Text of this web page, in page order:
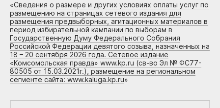
«Сведения о размере и других условиях оплаты услуг по
размещению на страницах сетевого издания для
размещения предвыборных, агитационных материалов в
период избирательной кампании по выборам в
Государственную Думу Федерального Собрания
Российской Федерации девятого созыва, назначенных на
18 – 20 сентября 2026 года. Сетевое издание
«Комсомольская правда» www.kp.ru (св-во Эл № ФС77-
80505 от 15.03.2021г.), размещение на региональном
сегменте сайта: www.kaluga.kp.ru»